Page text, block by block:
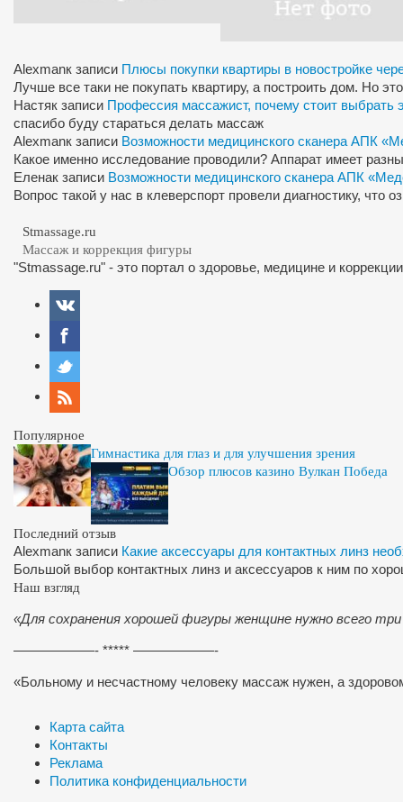
Alexmanк записи Плюсы покупки квартиры в новостройке
Лучше все таки не покупать квартиру, а построить дом. Но
Настяк записи Профессия массажист, почему стоит выбрать
спасибо буду стараться делать массаж
Alexmanк записи Возможности медицинского сканера АПК
Какое именно исследование проводили? Аппарат имеет
Еленак записи Возможности медицинского сканера АПК
Вопрос такой у нас в клеверспорт провели диагностику, что
Stmassage.ru
Массаж и коррекция фигуры
"Stmassage.ru" - это портал о здоровье, медицине и
Популярное
Гимнастика для глаз и для улучшения зрения
Обзор плюсов казино Вулкан Победа
Последний отзыв
Alexmanк записи Какие аксессуары для контактных линз
Большой выбор контактных линз и аксессуаров к ним по
Наш взгляд
«Для сохранения хорошей фигуры женщине нужно всего
——————- ***** ——————-
«Больному и несчастному человеку массаж нужен, а
Карта сайта
Контакты
Реклама
Политика конфиденциальности